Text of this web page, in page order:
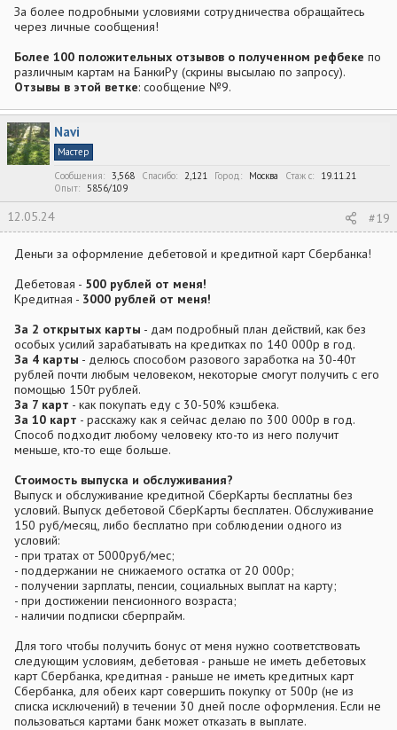
За более подробными условиями сотрудничества обращайтесь
через личные сообщения!
Более 100 положительных отзывов о полученном рефбеке по
различным картам на БанкиРу (скрины высылаю по запросу).
Отзывы в этой ветке: сообщение №9.
Navi
Мастер
Сообщения
3,568 Спасибо 2,121 Город Москва Стаж c
19.11.21
Опыт
5856/109
12.05.24 #19
Деньги за оформление дебетовой и кредитной карт Сбербанка!
Дебетовая - 500 рублей от меня!
Кредитная - 3000 рублей от меня!
За 2 открытых карты - дам подробный план действий, как без
особых усилий зарабатывать на кредитках по 140 000р в год.
За 4 карты - делюсь способом разового заработка на 30-40т
рублей почти любым человеком, некоторые смогут получить с его
помощью 150т рублей.
За 7 карт - как покупать еду с 30-50% кэшбека.
За 10 карт - расскажу как я сейчас делаю по 300 000р в год.
Способ подходит любому человеку кто-то из него получит
меньше, кто-то еще больше.
Стоимость выпуска и обслуживания?
Выпуск и обслуживание кредитной СберКарты бесплатны без
условий. Выпуск дебетовой СберКарты бесплатен. Обслуживание
150 руб/месяц, либо бесплатно при соблюдении одного из
условий:
- при тратах от 5000руб/мес;
- поддержании не снижаемого остатка от 20 000р;
- получении зарплаты, пенсии, социальных выплат на карту;
- при достижении пенсионного возраста;
- наличии подписки сберпрайм.
Для того чтобы получить бонус от меня нужно соответствовать
следующим условиям, дебетовая - раньше не иметь дебетовых
карт Сбербанка, кредитная - раньше не иметь кредитных карт
Сбербанка, для обеих карт совершить покупку от 500р (не из
списка исключений) в течении 30 дней после оформления. Если не
пользоваться картами банк может отказать в выплате.